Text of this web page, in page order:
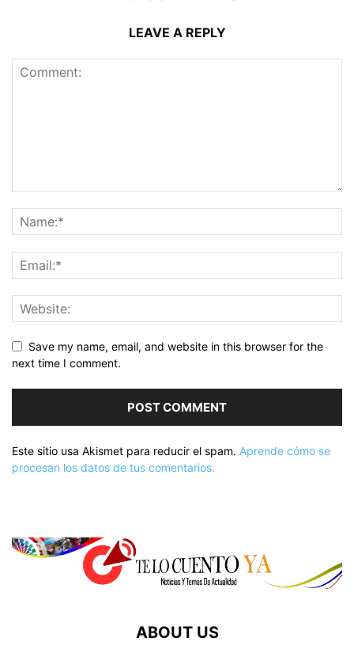
LEAVE A REPLY
Save my name, email, and website in this browser for the
next time I comment.
Este sitio usa Akismet para reducir el spam. Aprende cómo se
procesan los datos de tus comentarios.
ABOUT US